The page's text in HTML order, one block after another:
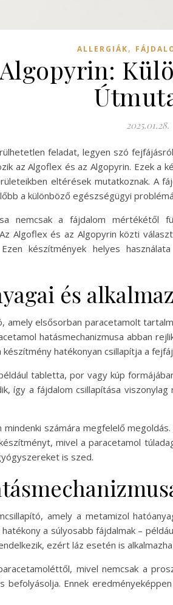
ALLERGIÁK,
2025.01.28.
feladat, legyen szó
az Algoflex és az Algopyrin. Ezek a
eltérések mutatkoznak. A
a különböző egészségügyi
nemcsak a fájdalom
Algoflex és az Algopyrin közti
készítmények helyes
és
amely elsősorban paracetamolt
hatásmechanizmusa abban
hatékonyan csillapítja a
tabletta, por vagy kúp
így a fájdalom csillapítása
számára megfelelő
mivel a paracetamol
is szed.
amely a metamizol
a súlyosabb fájdalmak –
ezért láz esetén is
mivel nemcsak a
befolyásolja. Ennek